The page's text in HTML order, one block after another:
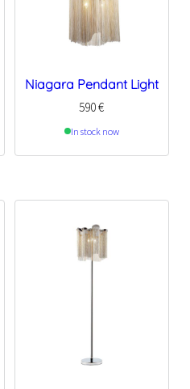
Niagara Pendant Light
590€
In stock now